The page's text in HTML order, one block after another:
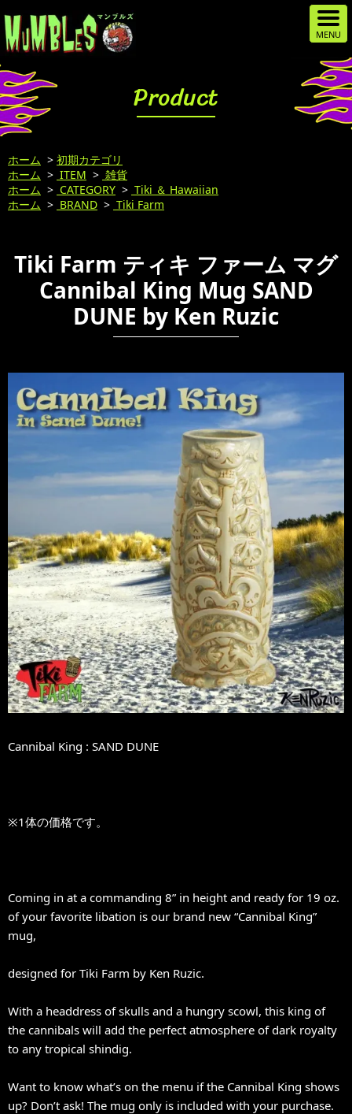
Product
ホーム > 初期カテゴリ
ホーム > ITEM > 雑貨
ホーム > CATEGORY > Tiki ＆ Hawaiian
ホーム > BRAND > Tiki Farm
Tiki Farm ティキ ファーム マグ
Cannibal King Mug SAND
DUNE by Ken Ruzic
Cannibal King : SAND DUNE
※1体の価格です。
Coming in at a commanding 8” in height and ready for 19 oz.
of your favorite libation is our brand new “Cannibal King”
mug,
designed for Tiki Farm by Ken Ruzic.
With a headdress of skulls and a hungry scowl, this king of
the cannibals will add the perfect atmosphere of dark royalty
to any tropical shindig.
Want to know what’s on the menu if the Cannibal King shows
up? Don’t ask! The mug only is included with your purchase.